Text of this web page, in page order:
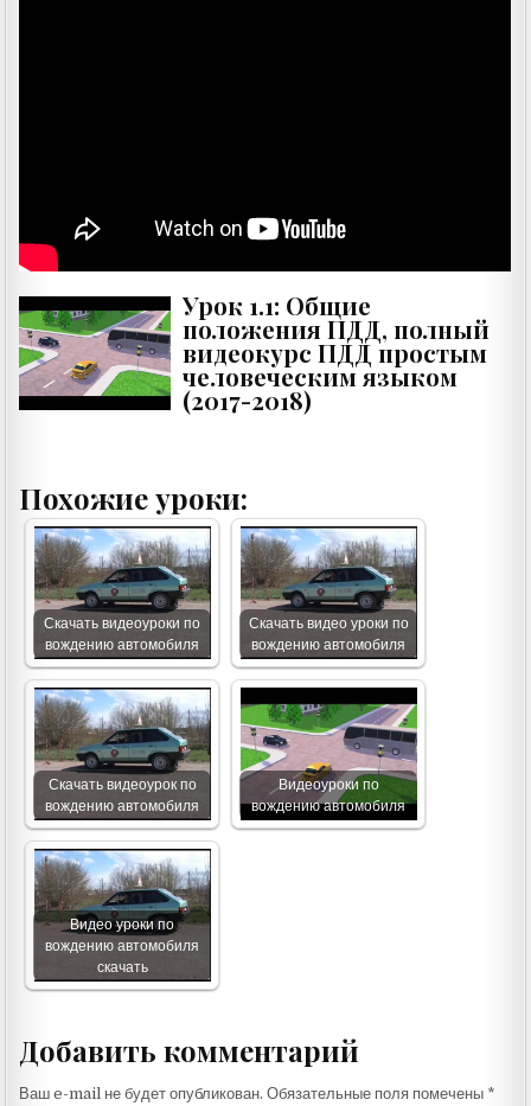
Урок 1.1: Общие
положения ПДД, полный
видеокурс ПДД простым
человеческим языком
(2017-2018)
Похожие уроки:
Скачать видеоуроки по
вождению автомобиля
Скачать видео уроки по
вождению автомобиля
Скачать видеоурок по
вождению автомобиля
Видеоуроки по
вождению автомобиля
Видео уроки по
вождению автомобиля
скачать
Добавить комментарий
Ваш e-mail не будет опубликован. Обязательные поля помечены *